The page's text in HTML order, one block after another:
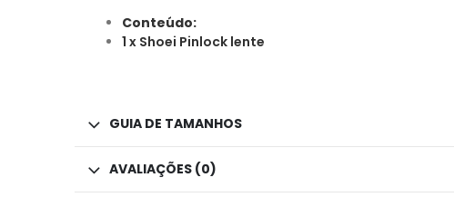
Conteúdo:
1 x Shoei Pinlock lente
GUIA DE TAMANHOS
AVALIAÇÕES (0)